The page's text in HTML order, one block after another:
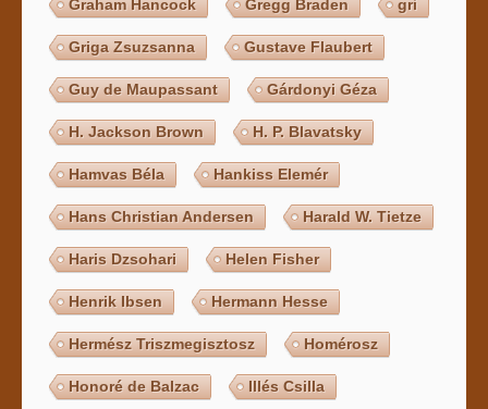
Graham Hancock Gregg Braden gri
Griga Zsuzsanna Gustave Flaubert
Guy de Maupassant Gárdonyi Géza
H. Jackson Brown H. P. Blavatsky
Hamvas Béla Hankiss Elemér
Hans Christian Andersen Harald W. Tietze
Haris Dzsohari Helen Fisher
Henrik Ibsen Hermann Hesse
Hermész Triszmegisztosz Homérosz
Honoré de Balzac Illés Csilla